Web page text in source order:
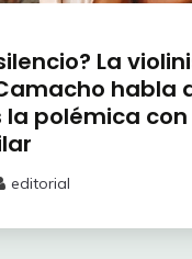
La
habla
polémica con
editorial